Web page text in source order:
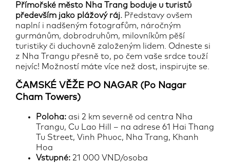
Přímořské město Nha Trang boduje u turistů
především jako plážový ráj. Představy ovšem
naplní i nadšeným fotografům, náročným
gurmánům, dobrodruhům, milovníkům pěší
turistiky či duchovně založeným lidem. Odneste si
z Nha Trangu přesně to, po čem vaše srdce touží
nejvíc! Možností máte více než dost, inspirujte se.
ČAMSKÉ VĚŽE PO NAGAR (Po Nagar
Cham Towers)
Poloha: asi 2 km severně od centra Nha
Trangu, Cu Lao Hill – na adrese 61 Hai Thang
Tu Street, Vinh Phuoc, Nha Trang, Khanh
Hoa
Vstupné: 21 000 VND/osoba